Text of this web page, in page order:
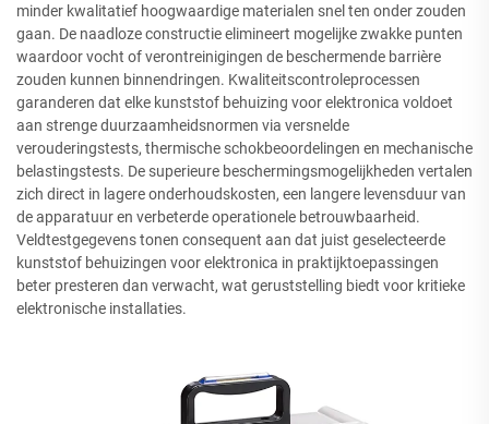
minder kwalitatief hoogwaardige materialen snel ten onder zouden
gaan. De naadloze constructie elimineert mogelijke zwakke punten
waardoor vocht of verontreinigingen de beschermende barrière
zouden kunnen binnendringen. Kwaliteitscontroleprocessen
garanderen dat elke kunststof behuizing voor elektronica voldoet
aan strenge duurzaamheidsnormen via versnelde
verouderingstests, thermische schokbeoordelingen en mechanische
belastingstests. De superieure beschermingsmogelijkheden vertalen
zich direct in lagere onderhoudskosten, een langere levensduur van
de apparatuur en verbeterde operationele betrouwbaarheid.
Veldtestgegevens tonen consequent aan dat juist geselecteerde
kunststof behuizingen voor elektronica in praktijktoepassingen
beter presteren dan verwacht, wat geruststelling biedt voor kritieke
elektronische installaties.